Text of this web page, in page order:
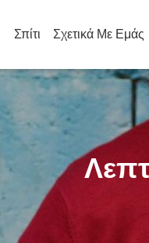
Σπίτι Σχετικά Με Εμάς